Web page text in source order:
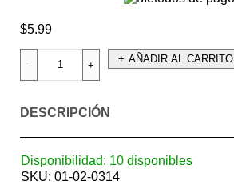
$5.99
AÑADIR AL CARRITO
DESCRIPCIÓN
Disponibilidad: 10 disponibles
SKU: 01-02-0314